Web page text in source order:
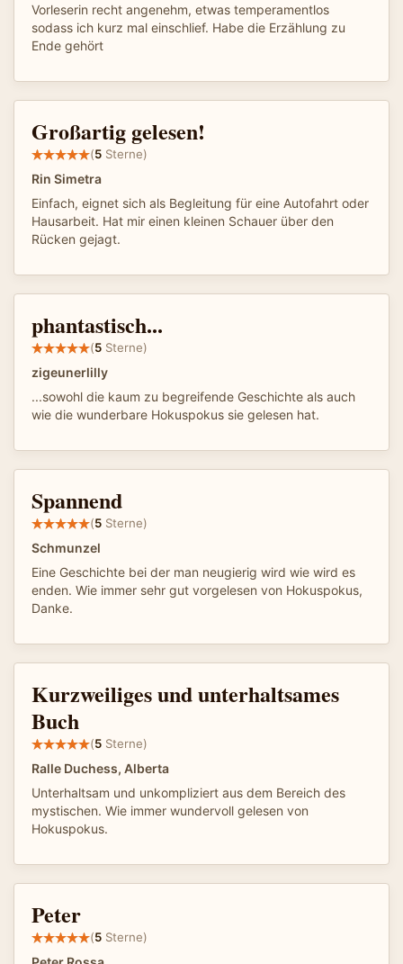
Vorleserin recht angenehm, etwas temperamentlos
sodass ich kurz mal einschlief. Habe die Erzählung zu
Ende gehört
Großartig gelesen!
(5 Sterne)
Rin Simetra
Einfach, eignet sich als Begleitung für eine Autofahrt oder
Hausarbeit. Hat mir einen kleinen Schauer über den
Rücken gejagt.
phantastisch...
(5 Sterne)
zigeunerlilly
...sowohl die kaum zu begreifende Geschichte als auch
wie die wunderbare Hokuspokus sie gelesen hat.
Spannend
(5 Sterne)
Schmunzel
Eine Geschichte bei der man neugierig wird wie wird es
enden. Wie immer sehr gut vorgelesen von Hokuspokus,
Danke.
Kurzweiliges und unterhaltsames
Buch
(5 Sterne)
Ralle Duchess, Alberta
Unterhaltsam und unkompliziert aus dem Bereich des
mystischen. Wie immer wundervoll gelesen von
Hokuspokus.
Peter
(5 Sterne)